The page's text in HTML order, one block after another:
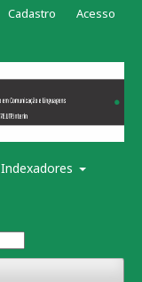
Indexadores
Cadastro Acesso